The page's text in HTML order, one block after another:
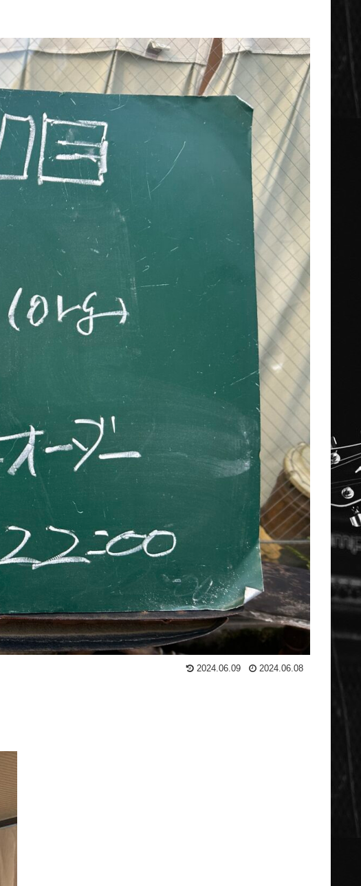
2024.06.09 2024.06.08